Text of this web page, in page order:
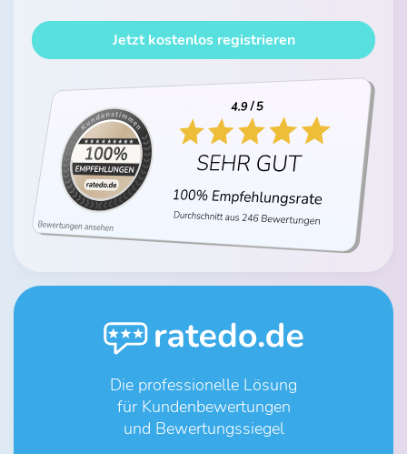
Jetzt kostenlos registrieren
Die professionelle Lösung
für Kundenbewertungen
und Bewertungssiegel